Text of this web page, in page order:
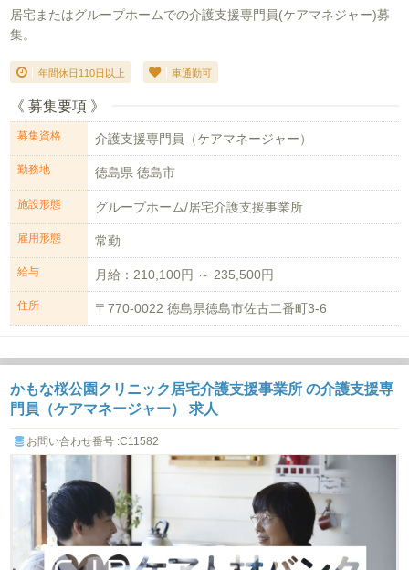
居宅またはグループホームでの介護支援専門員(ケアマネジャー)募
集。
年間休日110日以上 車通勤可
《 募集要項 》
募集資格 介護支援専門員（ケアマネージャー）
勤務地 徳島県 徳島市
施設形態 グループホーム/居宅介護支援事業所
雇用形態 常勤
給与 月給：210,100円 ～ 235,500円
住所 〒770-0022 徳島県徳島市佐古二番町3-6
かもな桜公園クリニック居宅介護支援事業所 の介護支援専
門員（ケアマネージャー） 求人
お問い合わせ番号 :C11582